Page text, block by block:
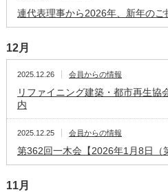
連代表理事から2026年、新年のご
12月
2025.12.26 会員からの情報
リファイニング建築・都市再生協
内
2025.12.25 会員からの情報
第362回一木会【2026年1月8日（
11月